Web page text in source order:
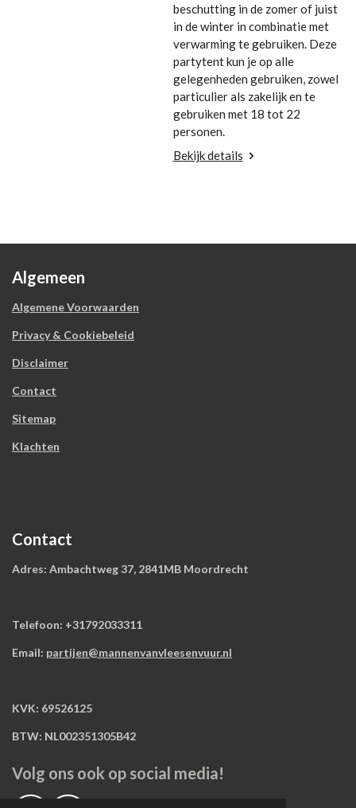
beschutting in de zomer of juist
in de winter in combinatie met
verwarming te gebruiken. Deze
partytent kun je op alle
gelegenheden gebruiken, zowel
particulier als zakelijk en te
gebruiken met 18 tot 22
personen.
Bekijk details
Algemeen
Algemene Voorwaarden
Privacy & Cookiebeleid
Disclaimer
Contact
Sitemap
Klachten
Contact
Adres: Ambachtweg 37, 2841MB Moordrecht
Telefoon: +31792033311
Email: partijen@mannenvanvleesenvuur.nl
KVK: 69526125
BTW: NL002351305B42
Volg ons ook op social media!